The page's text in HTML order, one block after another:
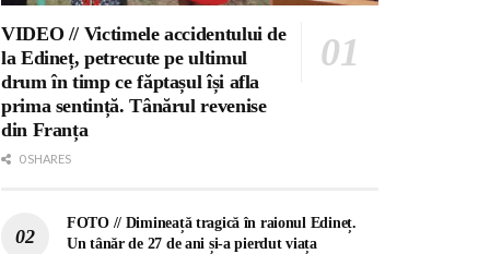
VIDEO // Victimele accidentului de
la Edineț, petrecute pe ultimul
drum în timp ce făptașul își afla
prima sentință. Tânărul revenise
din Franța
0 SHARES
FOTO // Dimineață tragică în raionul Edineț.
Un tânăr de 27 de ani și-a pierdut viața